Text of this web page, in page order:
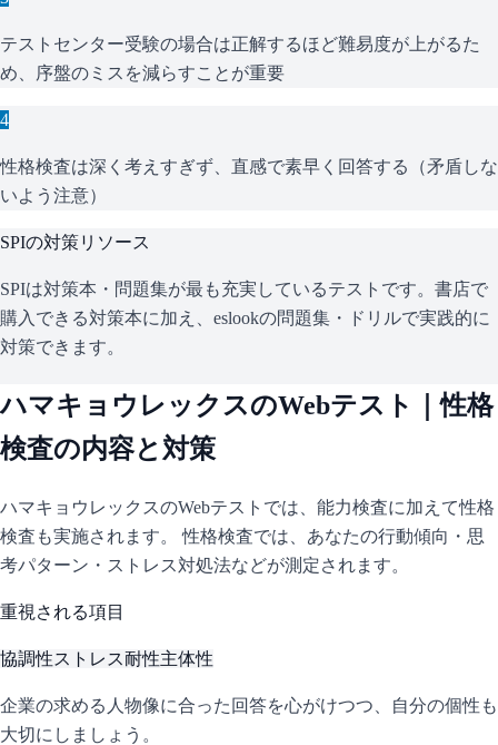
テストセンター受験の場合は正解するほど難易度が上がるた
め、序盤のミスを減らすことが重要
4
性格検査は深く考えすぎず、直感で素早く回答する（矛盾しな
いよう注意）
SPIの対策リソース
SPIは対策本・問題集が最も充実しているテストです。書店で
購入できる対策本に加え、eslookの問題集・ドリルで実践的に
対策できます。
ハマキョウレックスのWebテスト｜性格
検査の内容と対策
ハマキョウレックスのWebテストでは、能力検査に加えて性格
検査も実施されます。 性格検査では、あなたの行動傾向・思
考パターン・ストレス対処法などが測定されます。
重視される項目
協調性ストレス耐性主体性
企業の求める人物像に合った回答を心がけつつ、自分の個性も
大切にしましょう。